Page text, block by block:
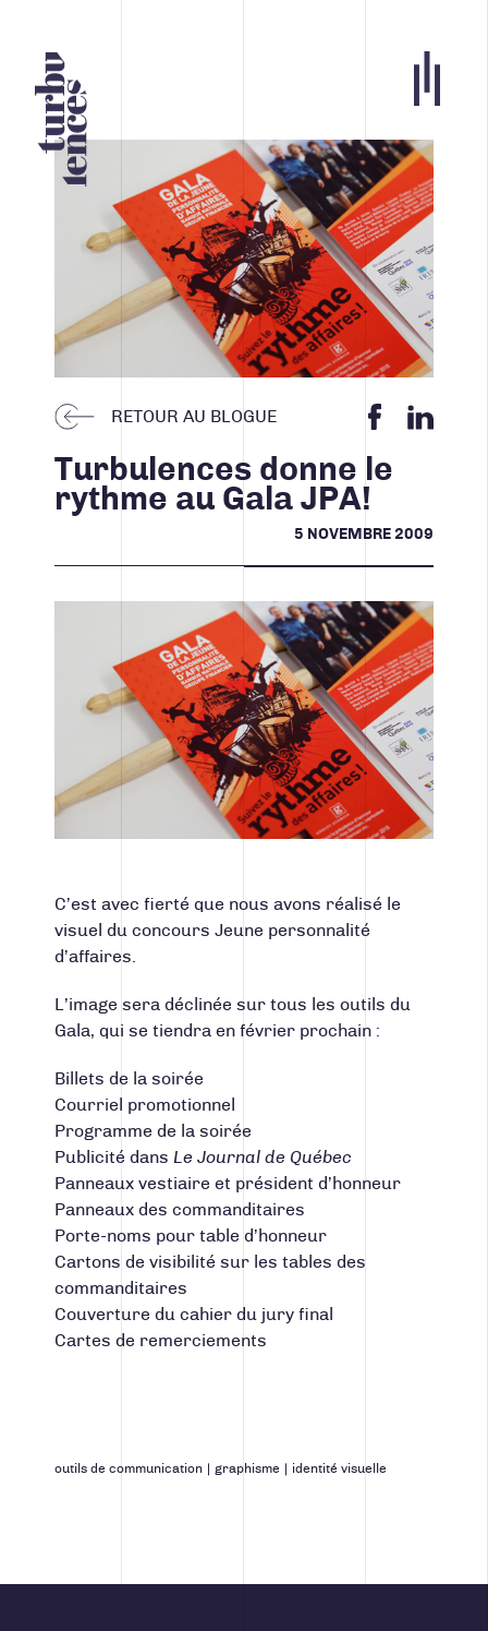
Nos services
Portfolio
Agence
Carrières
Blogue
Contact
418 688-2588
426, rue Victoria
Québec (Québec) G1K 5C2
Canada
ACCUEIL
INFOLETTRE
CONTACT
RETOUR AU BLOGUE
Turbulences donne le
rythme au Gala JPA!
5 NOVEMBRE 2009
C’est avec fierté que nous avons réalisé le
visuel du concours Jeune personnalité
d’affaires.
L’image sera déclinée sur tous les outils du
Gala, qui se tiendra en février prochain :
Billets de la soirée
Courriel promotionnel
Programme de la soirée
Publicité dans Le Journal de Québec
Panneaux vestiaire et président d’honneur
Panneaux des commanditaires
Porte-noms pour table d’honneur
Cartons de visibilité sur les tables des
commanditaires
Couverture du cahier du jury final
Cartes de remerciements
outils de communication graphisme identité visuelle